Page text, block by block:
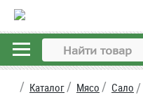
Каталог Мясо Сало